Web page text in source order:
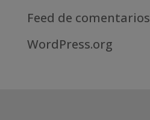
Feed de comentarios
WordPress.org